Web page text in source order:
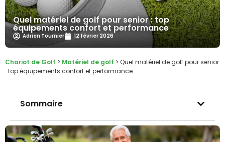
Quel matériel de golf pour senior : top
équipements confort et performance
Adrien Tournier 12 février 2026
Chariot de Golf > Matériel de golf > Quel matériel de golf pour senior
: top équipements confort et performance
Sommaire